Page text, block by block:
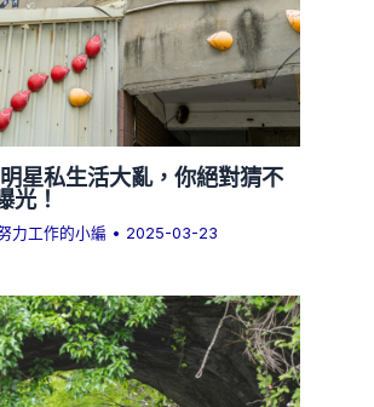
星私生活大亂，你絕對猜不
光！
力工作的小編 • 2025-03-23